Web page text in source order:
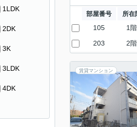
部屋番号 所在
105 1階
203 2階
賃貸マンション
1LDK
2DK
3K
3LDK
4DK